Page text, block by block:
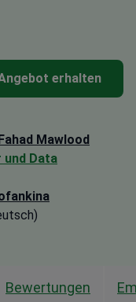
erhalten
Mawlood
und Data
Bewertungen